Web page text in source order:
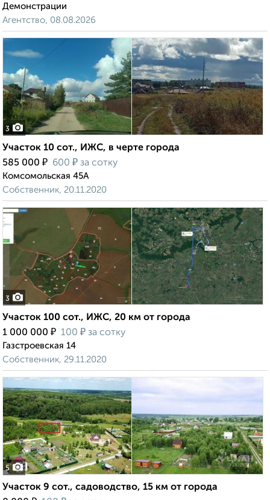
Демонстрации
Агентство, 08.08.2026
3
Участок 10 сот., ИЖС, в черте города
585 000 ₽ 600 ₽ за сотку
Комсомольская 45А
Собственник, 20.11.2020
3
Участок 100 сот., ИЖС, 20 км от города
1 000 000 ₽ 100 ₽ за сотку
Газстроевская 14
Собственник, 29.11.2020
5
Участок 9 сот., садоводство, 15 км от города